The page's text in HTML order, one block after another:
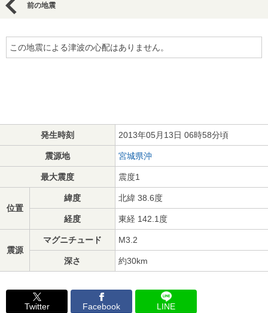
前の地震
この地震による津波の心配はありません。
発生時刻 2013年05月13日 06時58分頃
震源地 宮城県沖
最大震度 震度1
位置
緯度 北緯 38.6度
経度 東経 142.1度
震源
マグニチュード M3.2
深さ 約30km
Twitter Facebook LINE